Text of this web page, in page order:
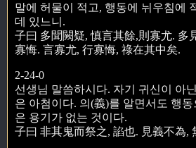
말에 허물이 적고, 행동에 뉘우침에
데 있느니.
子曰 多聞闕疑, 慎言其餘,則寡尤. 多
寡悔. 言寡尤, 行寡悔, 祿在其中矣.
2-24-0
선생님 말씀하시다. 자기 귀신이 아
은 아첨이다. 의(義)를 알면서도 행
은 용기가 없는 것이다.
子曰 非其鬼而祭之, 諂也. 見義不為,